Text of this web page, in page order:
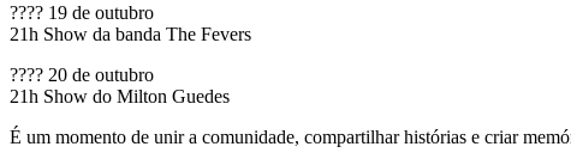
????️ 19 de outubro
21h Show da banda The Fevers
????️ 20 de outubro
21h Show do Milton Guedes
É um momento de unir a comunidade, compartilhar histórias e criar